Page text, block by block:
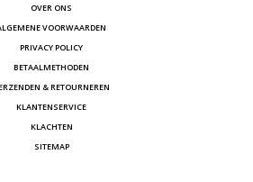
OVER ONS
VOORWAARDEN
PRIVACY POLICY
BETAALMETHODEN
& RETOURNEREN
KLANTENSERVICE
KLACHTEN
SITEMAP